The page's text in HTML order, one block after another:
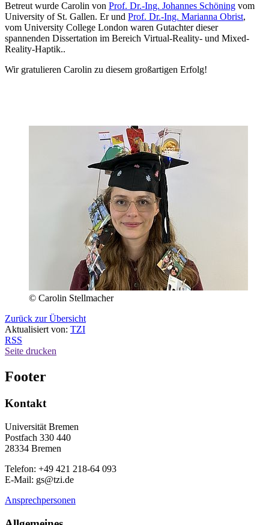
Betreut wurde Carolin von Prof. Dr.-Ing. Johannes Schöning vom
University of St. Gallen. Er und Prof. Dr.-Ing. Marianna Obrist,
vom University College London waren Gutachter dieser
spannenden Dissertation im Bereich Virtual-Reality- und Mixed-
Reality-Haptik..
Wir gratulieren Carolin zu diesem großartigen Erfolg!
© Carolin Stellmacher
Zurück zur Übersicht
Aktualisiert von: TZI
RSS
Seite drucken
Footer
Kontakt
Universität Bremen
Postfach 330 440
28334 Bremen
Telefon: +49 421 218-64 093
E-Mail: gs@tzi.de
Ansprechpersonen